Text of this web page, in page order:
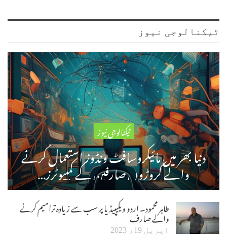
ٹیکنالوجی نیوز
ٹیکنالوجی نیوز
دنیا بھر میں مائیکروسافٹ ونڈوز استعمال کرنے
والے کروڑوں صارفین کے کمپیوٹرز…
طاہر محمود۔ اردو ویکیپیڈیا پر سب سے زیادہ ترامیم کرنے
والے صارف
اپریل 19، 2023